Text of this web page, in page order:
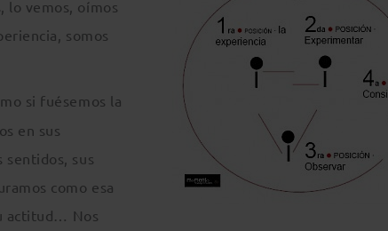
lo vemos, oímos
somos
si fuésemos la
en sus
sentidos, sus
como esa
actitud… Nos